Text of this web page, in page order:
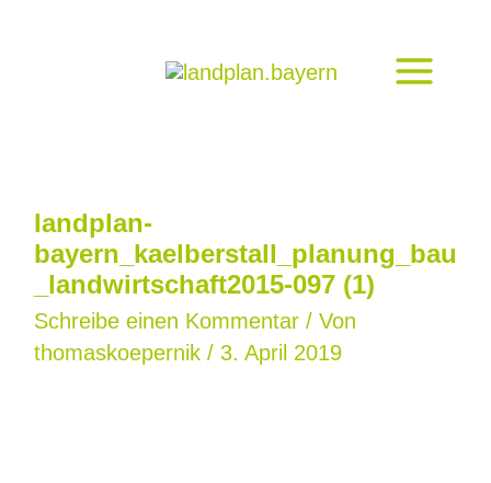
landplan-
bayern_kaelberstall_planung_bau
_landwirtschaft2015-097 (1)
Schreibe einen Kommentar / Von
thomaskoepernik / 3. April 2019